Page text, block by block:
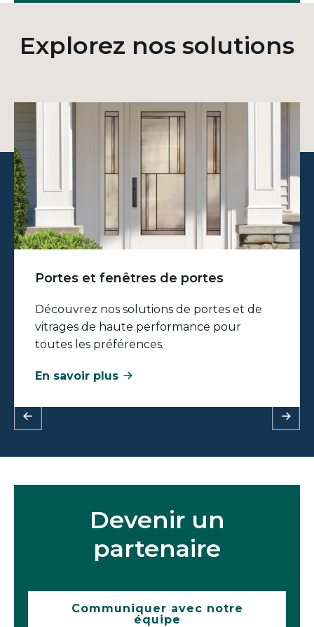
Explorez nos solutions
Portes et fenêtres de portes
Découvrez nos solutions de portes et de
vitrages de haute performance pour
toutes les préférences.
En savoir plus
Devenir un
partenaire
Communiquer avec notre
équipe